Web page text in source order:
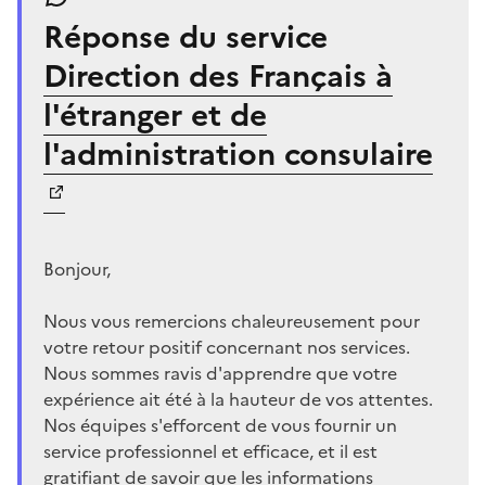
Réponse du service
Direction des Français à
l'étranger et de
l'administration consulaire
Bonjour,
Nous vous remercions chaleureusement pour
votre retour positif concernant nos services.
Nous sommes ravis d'apprendre que votre
expérience ait été à la hauteur de vos attentes.
Nos équipes s'efforcent de vous fournir un
service professionnel et efficace, et il est
gratifiant de savoir que les informations